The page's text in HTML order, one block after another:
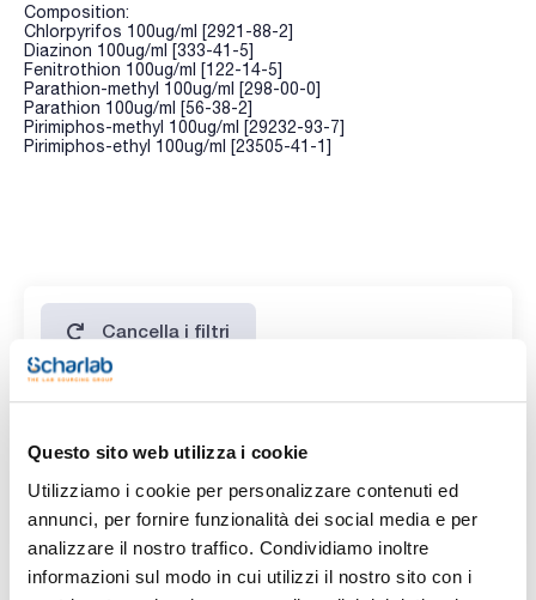
Questo sito web utilizza i cookie
Utilizziamo i cookie per personalizzare contenuti ed
annunci, per fornire funzionalità dei social media e per
analizzare il nostro traffico. Condividiamo inoltre
informazioni sul modo in cui utilizzi il nostro sito con i
Composition:
Chlorpyrifos 100ug/ml [2921-88-2]
Diazinon 100ug/ml [333-41-5]
Fenitrothion 100ug/ml [122-14-5]
Parathion-methyl 100ug/ml [298-00-0]
Parathion 100ug/ml [56-38-2]
Pirimiphos-methyl 100ug/ml [29232-93-7]
Pirimiphos-ethyl 100ug/ml [23505-41-1]
Cancella i filtri
Prodotti senza filtro!